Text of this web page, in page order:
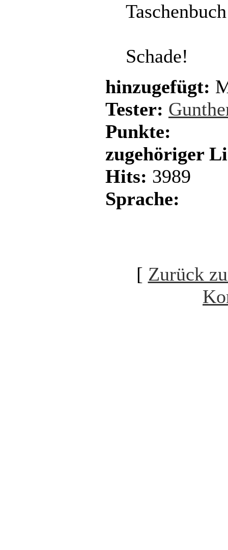
Schade!
hinzugefügt:
Tester:
Punkte:
zugehöriger
Hits: 3989
Sprache:
[ Zurück